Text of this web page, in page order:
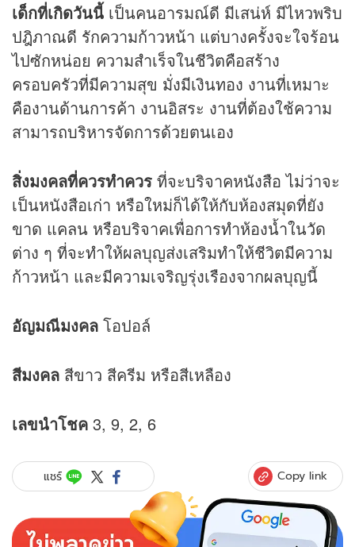
เด็กที่เกิดวันนี้ เป็นคนอารมณ์ดี มีเสน่ห์ มีไหวพริบ
ปฎิภาณดี รักความก้าวหน้า แต่บางครั้งจะใจร้อน
ไปซักหน่อย ความสำเร็จในชีวิตคือสร้าง
ครอบครัวที่มีความสุข มั่งมีเงินทอง งานที่เหมาะ
คืองานด้านการค้า งานอิสระ งานที่ต้องใช้ความ
สามารถบริหารจัดการด้วยตนเอง
สิ่งมงคลที่ควรทำควร ที่จะบริจาคหนังสือ ไม่ว่าจะ
เป็นหนังสือเก่า หรือใหม่ก็ได้ให้กับห้องสมุดที่ยัง
ขาด แคลน หรือบริจาคเพื่อการทำห้องน้ำในวัด
ต่าง ๆ ที่จะทำให้ผลบุญส่งเสริมทำให้ชีวิตมีความ
ก้าวหน้า และมีความเจริญรุ่งเรืองจากผลบุญนี้
อัญมณีมงคล โอปอล์
สีมงคล สีขาว สีครีม หรือสีเหลือง
เลขนำโชค 3, 9, 2, 6
แชร์ Copy link